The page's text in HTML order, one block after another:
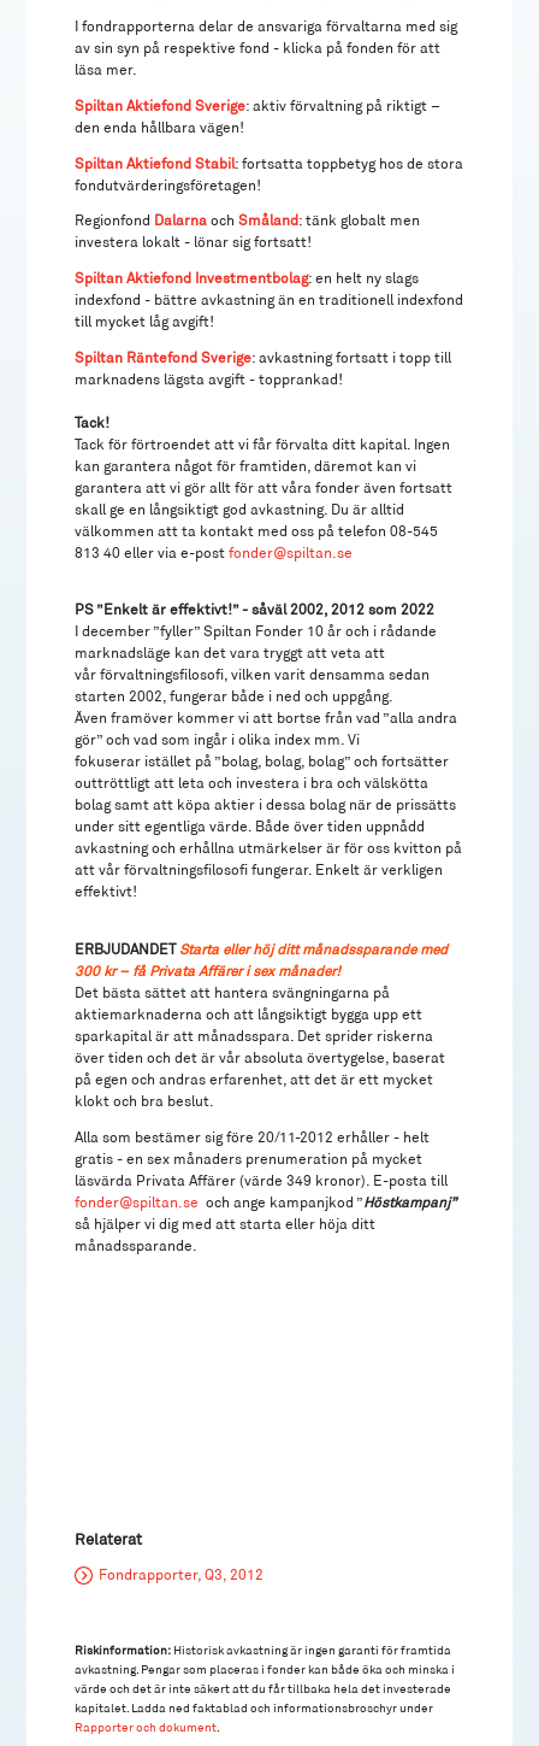
I fondrapporterna delar de ansvariga förvaltarna med sig
av sin syn på respektive fond - klicka på fonden för att
läsa mer.
Spiltan Aktiefond Sverige: aktiv förvaltning på riktigt –
den enda hållbara vägen!
Spiltan Aktiefond Stabil: fortsatta toppbetyg hos de stora
fondutvärderingsföretagen!
Regionfond Dalarna ochSmåland : tänk globalt men
investera lokalt - lönar sig fortsatt!
Spiltan Aktiefond Investmentbolag: en helt ny slags
indexfond - bättre avkastning än en traditionell indexfond
till mycket låg avgift!
Spiltan Räntefond Sverige: avkastning fortsatt i topp till
marknadens lägsta avgift - topprankad!
Tack!
Tack för förtroendet att vi får förvalta ditt kapital. Ingen
kan garantera något för framtiden, däremot kan vi
garantera att vi gör allt för att våra fonder även fortsatt
skall ge en långsiktigt god avkastning. Du är alltid
välkommen att ta kontakt med oss på telefon 08-545
813 40 eller via e-postfonder@spiltan.se
PS ”Enkelt är effektivt!” - såväl 2002, 2012 som 2022
I december ”fyller” Spiltan Fonder 10 år och i rådande
marknadsläge kan det vara tryggt att veta att
vår förvaltningsfilosofi, vilken varit densamma sedan
starten 2002, fungerar både i ned och uppgång.
Även framöver kommer vi att bortse från vad ”alla andra
gör” och vad som ingår i olika index mm. Vi
fokuserar istället på ”bolag, bolag, bolag” och fortsätter
outtröttligt att leta och investera i bra och välskötta
bolag samt att köpa aktier i dessa bolag när de prissätts
under sitt egentliga värde. Både över tiden uppnådd
avkastning och erhållna utmärkelser är för oss kvitton på
att vår förvaltningsfilosofi fungerar. Enkelt är verkligen
effektivt!
ERBJUDANDET Starta eller höj ditt månadssparande med
300 kr – få Privata Affärer i sex månader!
Det bästa sättet att hantera svängningarna på
aktiemarknaderna och att långsiktigt bygga upp ett
sparkapital är att månadsspara. Det sprider riskerna
över tiden och det är vår absoluta övertygelse, baserat
på egen och andras erfarenhet, att det är ett mycket
klokt och bra beslut.
Alla som bestämer sig före 20/11-2012 erhåller - helt
gratis - en sex månaders prenumeration på mycket
läsvärda Privata Affärer (värde 349 kronor). E-posta till
fonder@spiltan.se och ange kampanjkod ”Höstkampanj”
så hjälper vi dig med att starta eller höja ditt
månadssparande.
Relaterat
Fondrapporter, Q3, 2012
Riskinformation: Historisk avkastning är ingen garanti för framtida
avkastning. Pengar som placeras i fonder kan både öka och minska i
värde och det är inte säkert att du får tillbaka hela det investerade
kapitalet. Ladda ned faktablad och informationsbroschyr under
Rapporter och dokument